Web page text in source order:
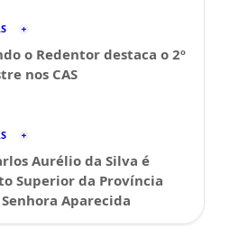
o Redentor destaca o 2º
nos CAS
Aurélio da Silva é
Superior da Província
Senhora Aparecida